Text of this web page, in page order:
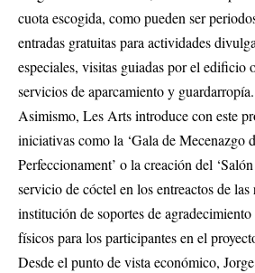
cuota escogida, como pueden ser
entradas gratuitas para actividades
especiales, visitas guiadas por el edificio
servicios de aparcamiento y guardarropía.
Asimismo, Les Arts introduce con este
iniciativas como la ‘Gala de Mecenazgo
Perfeccionament’ o la creación del
servicio de cóctel en los entreactos de las
institución de soportes de
físicos para los participantes en el
Desde el punto de vista económico,